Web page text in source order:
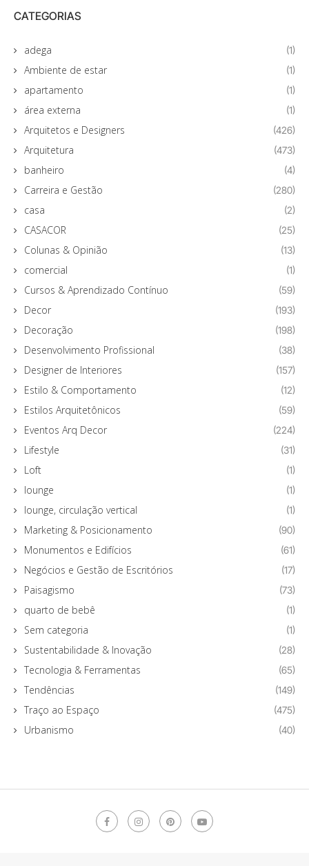
CATEGORIAS
adega (1)
Ambiente de estar (1)
apartamento (1)
área externa (1)
Arquitetos e Designers (426)
Arquitetura (473)
banheiro (4)
Carreira e Gestão (280)
casa (2)
CASACOR (25)
Colunas & Opinião (13)
comercial (1)
Cursos & Aprendizado Contínuo (59)
Decor (193)
Decoração (198)
Desenvolvimento Profissional (38)
Designer de Interiores (157)
Estilo & Comportamento (12)
Estilos Arquitetônicos (59)
Eventos Arq Decor (224)
Lifestyle (31)
Loft (1)
lounge (1)
lounge, circulação vertical (1)
Marketing & Posicionamento (90)
Monumentos e Edifícios (61)
Negócios e Gestão de Escritórios (17)
Paisagismo (73)
quarto de bebê (1)
Sem categoria (1)
Sustentabilidade & Inovação (28)
Tecnologia & Ferramentas (65)
Tendências (149)
Traço ao Espaço (475)
Urbanismo (40)